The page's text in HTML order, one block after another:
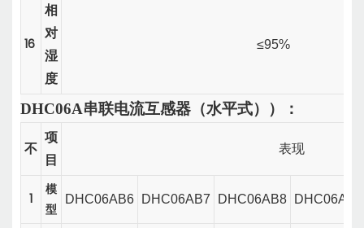
16
相
对
湿
度
≤95%
DHC06A串联电流互感器 （水平式） ）：
不
项
目
表现
1
模
型
DHC06AB6 DHC06AB7 DHC06AB8 DHC06AB9